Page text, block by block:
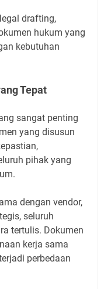
drafting,
hukum yang
kebutuhan
Tepat
sangat penting
yang disusun
pihak yang
dengan vendor,
seluruh
tertulis. Dokumen
kerja sama
perbedaan